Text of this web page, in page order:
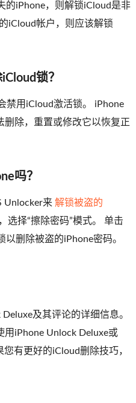
的iPhone，则解锁iCloud是非
iCloud帐户，则应该解锁
锁？
禁用iCloud激活锁。 iPhone
除，重置或修改它以恢复正
吗？
Unlocker来 解锁被盗的
选择“擦除密码”模式。 单击
删除被盗的iPhone密码。
及其评论的详细信息。
用iPhone Unlock Deluxe或
有更好的iCloud删除技巧，